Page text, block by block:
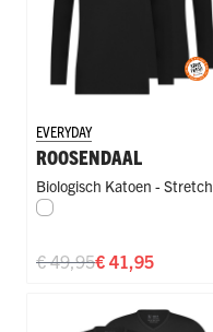
EVERYDAY
ROOSENDAAL
Biologisch Katoen - Stretch
Body Fit
Wit
€ 41,95
€ 49,95